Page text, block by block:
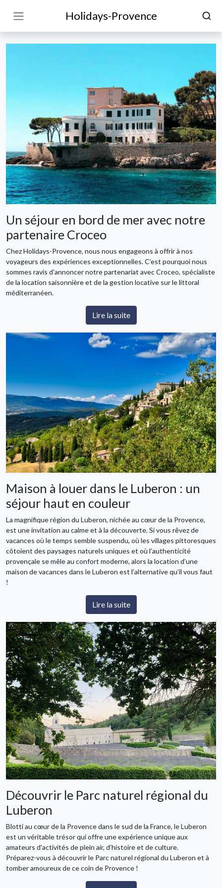
Holidays-Provence
Un séjour en bord de mer avec notre
partenaire Croceo
Chez Holidays-Provence, nous nous engageons à offrir à nos
voyageurs des expériences exceptionnelles. C’est pourquoi nous
sommes ravis d'annoncer notre partenariat avec Croceo, spécialiste
de la location saisonnière et de la gestion locative sur le littoral
méditerranéen.
Lire la suite
Maison à louer dans le Luberon : un
séjour haut en couleur
La magnifique région du Luberon, nichée au cœur de la Provence,
est une invitation au calme et à la découverte. Si vous rêvez de
vacances où le temps semble suspendu, où les villages pittoresques
côtoient des paysages naturels uniques et où l’authenticité
provençale se mêle au confort moderne, alors la location d’une
maison de vacances dans le Luberon est l’alternative qu’il vous faut
!
Lire la suite
Découvrir le Parc naturel régional du
Luberon
Blotti au cœur de la Provence dans le sud de la France, le Luberon
est un véritable trésor qui offre une expérience unique aux
amateurs d'activités de plein air, d’histoire et de culture.
Préparez-vous à découvrir le Parc naturel régional du Luberon et à
tomber amoureux de ce coin de Provence !